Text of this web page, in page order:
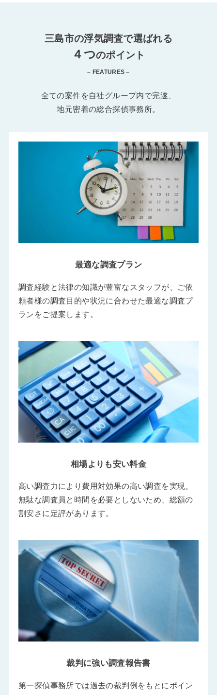
三島市の浮気調査で選ばれる
４つのポイント
– FEATURES –
全ての案件を自社グループ内で完遂、
地元密着の総合探偵事務所。
最適な調査プラン
調査経験と法律の知識が豊富なスタッフが、ご依
頼者様の調査目的や状況に合わせた最適な調査プ
ランをご提案します。
相場よりも安い料金
高い調査力により費用対効果の高い調査を実現。
無駄な調査員と時間を必要としないため、総額の
割安さに定評があります。
裁判に強い調査報告書
第一探偵事務所では過去の裁判例をもとにポイン